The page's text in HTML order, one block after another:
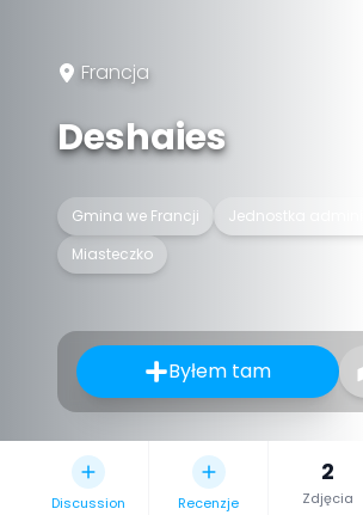
Francja
Deshaies
Gmina we Francji
Jednostka
Miasteczko
Byłem tam
Discussion Recenzje
2
Zdjęcia